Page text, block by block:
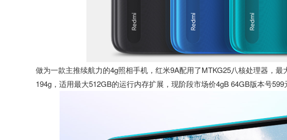
做为一款主推续航力的4g照相手机，红米9A配用了MTKG25八核处理器，
194g，适用最大512GB的运行内存扩展，现阶段市场价4gB 64GB版本号599